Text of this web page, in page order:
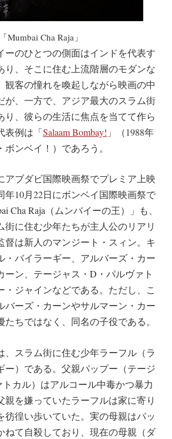
「Mumbai Cha Raja」
のひとつの側面はインドを代表す
り、そこに住む上流階層のモダンな
観客の憧れを喚起しながら映画の中
が、一方で、アジア最大のスラム街
り、彼らの生活に焦点を当てて作ら
表例は「Salaam Bombay! 」（1988年
ンベイ！）であろう。
アブダビ国際映画祭でプレミア上映
年10月22日にボンベイ国際映画祭で
Cha Raja（ムンバイーの王）」も、
街に住む少年たちが主人公のリアリ
督は新人のマンジート・スィン。キ
・バイラーギー、アルバーズ・カー
ーン、テージャス・D・パルヴァト
・ジャインなどである。ただし、こ
バーズ・カーンやサルマーン・カー
ちではなく、同名の子役である。
スラム街に住む少年ラーフル（ラ
ー）である。父親パップー（テージ
カル）はアルコール中毒かつ暴力
親を嫌っていたラーフルは家に寄り
彷徨い歩いていた。実の母親はパッ
ねて自殺しており、現在の母親（ダ